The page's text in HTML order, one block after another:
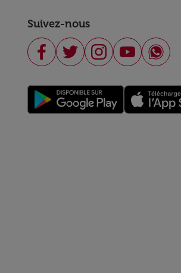
Suivez-nous